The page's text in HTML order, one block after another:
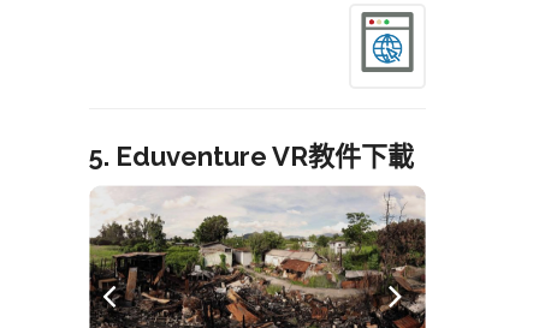
5. Eduventure VR教件下載